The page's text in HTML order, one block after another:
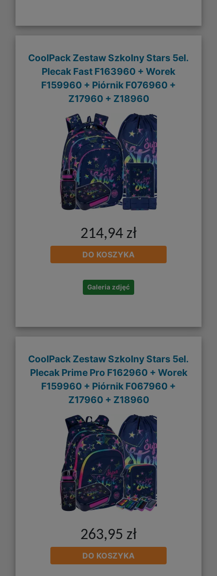
CoolPack Zestaw Szkolny Stars 5el.
Plecak Fast F163960 + Worek
F159960 + Piórnik F076960 +
Z17960 + Z18960
214,94 zł
DO KOSZYKA
Galeria zdjęć
CoolPack Zestaw Szkolny Stars 5el.
Plecak Prime Pro F162960 + Worek
F159960 + Piórnik F067960 +
Z17960 + Z18960
263,95 zł
DO KOSZYKA